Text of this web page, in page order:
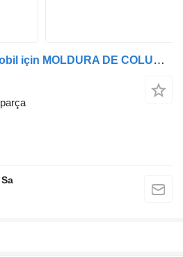
Toyota TACOMA otomobil için MOLDURA DE COLUMNA DE DIRECCION 45253-04040 diğer süspansiyon yedek parça